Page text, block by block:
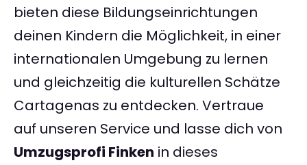
bieten diese Bildungseinrichtungen
deinen Kindern die Möglichkeit, in einer
internationalen Umgebung zu lernen
und gleichzeitig die kulturellen Schätze
Cartagenas zu entdecken. Vertraue
auf unseren Service und lasse dich von
Umzugsprofi Finken in dieses